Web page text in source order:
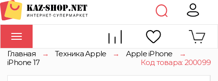
Toggle
navigation
Главная → Техника Apple → Apple iPhone
→
iPhone 17
Код товара: 200099